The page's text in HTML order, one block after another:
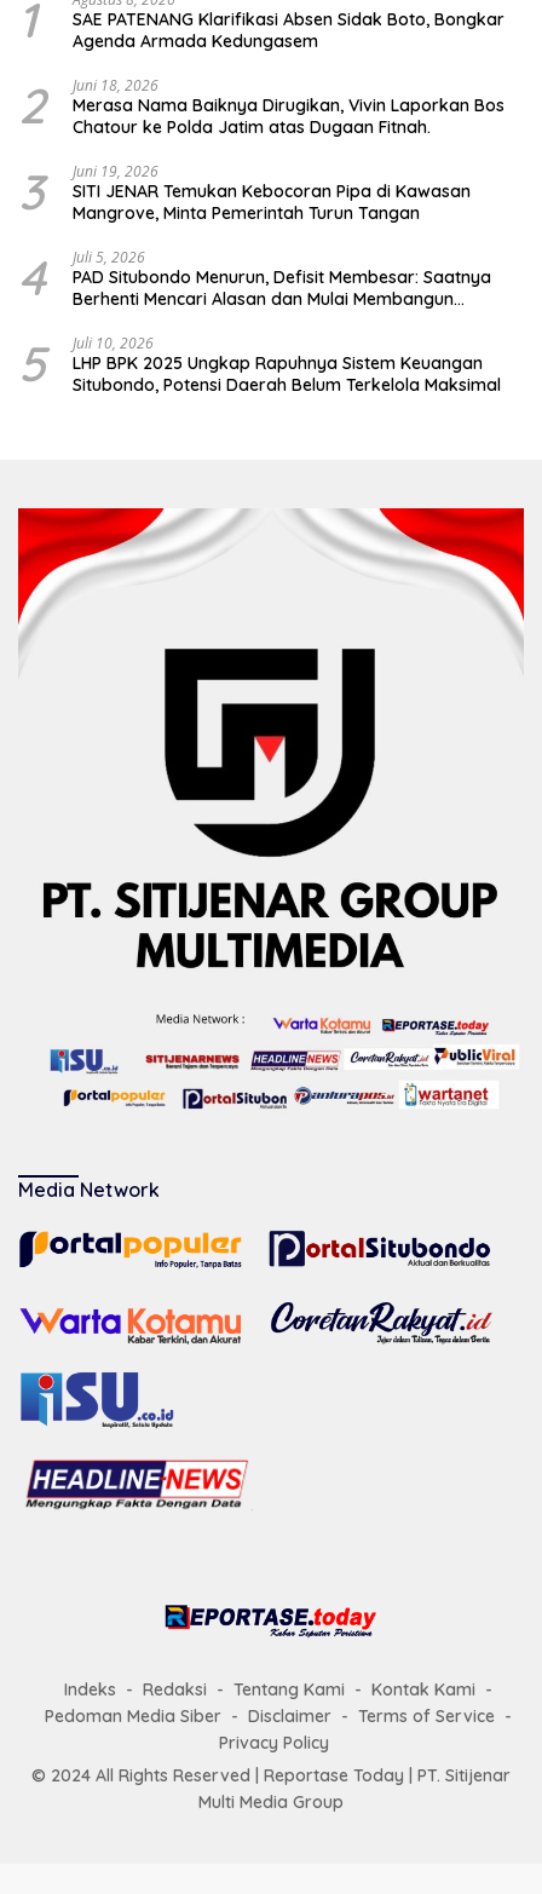
1
SAE PATENANG Klarifikasi Absen Sidak Boto, Bongkar
Agenda Armada Kedungasem
2 Juni 18, 2026
Merasa Nama Baiknya Dirugikan, Vivin Laporkan Bos
Chatour ke Polda Jatim atas Dugaan Fitnah.
3 Juni 19, 2026
SITI JENAR Temukan Kebocoran Pipa di Kawasan
Mangrove, Minta Pemerintah Turun Tangan
4 Juli 5, 2026
PAD Situbondo Menurun, Defisit Membesar: Saatnya
Berhenti Mencari Alasan dan Mulai Membangun
5 Juli 10, 2026
LHP BPK 2025 Ungkap Rapuhnya Sistem Keuangan
Situbondo, Potensi Daerah Belum Terkelola Maksimal
Media Network
Indeks Redaksi Tentang Kami
Kontak Kami
Pedoman Media Siber
Disclaimer
Terms of Service
Privacy Policy
© 2024 All Rights Reserved | Reportase Today | PT. Sitijenar
Multi Media Group